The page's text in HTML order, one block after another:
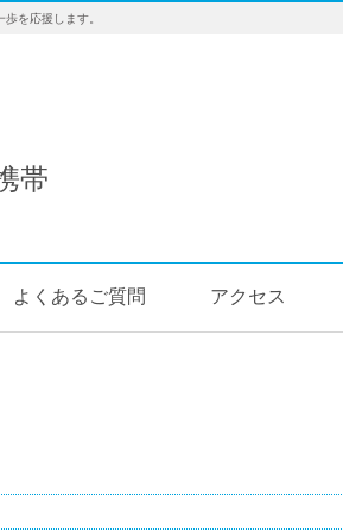
を応援します。
帯
よくあるご質問 アクセス